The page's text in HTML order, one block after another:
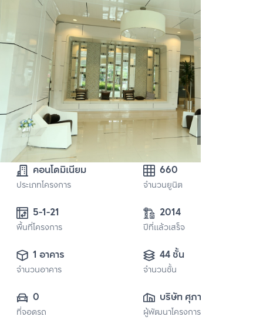
คอนโดมิเนียม
ประเภทโครงการ
660
จำนวนยูนิต
พื้นที่โครงการ
2014
ปีที่แล้วเสร็จ
1 อาคาร
จำนวนอาคาร
44 ชั้น
จำนวนชั้น
0
ที่จอดรถ
บริษัท ศุภาลัย จำกัด
(มหาชน)
ผู้พัฒนาโครงการ